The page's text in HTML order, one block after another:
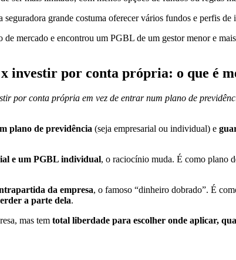
seguradora grande costuma oferecer vários fundos e perfis
mercado e encontrou um PGBL de um gestor menor e
investir por conta própria: o que é
por conta própria em vez de entrar num plano de
plano de previdência (seja empresarial ou individual) e
e um PGBL individual, o raciocínio muda. É como plano
da empresa, o famoso “dinheiro dobrado”. É
a parte dela.
mas tem total liberdade para escolher onde aplicar,